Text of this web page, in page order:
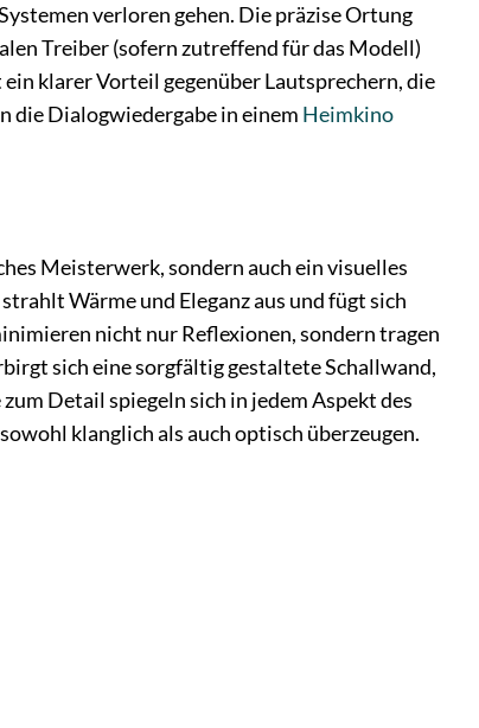
verloren gehen. Die präzise Ortung
Treiber (sofern zutreffend für das Modell)
klarer Vorteil gegenüber Lautsprechern, die
die Dialogwiedergabe in einem Heimkino
Meisterwerk, sondern auch ein visuelles
Wärme und Eleganz aus und fügt sich
nicht nur Reflexionen, sondern tragen
sich eine sorgfältig gestaltete Schallwand,
Detail spiegeln sich in jedem Aspekt des
klanglich als auch optisch überzeugen.